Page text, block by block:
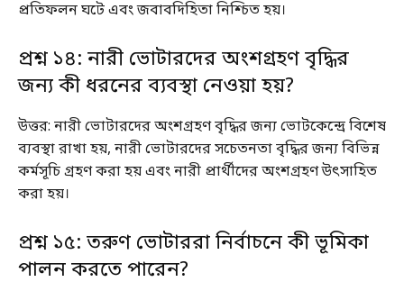
প্রতিফলন ঘটে এবং জবাবদিহিতা নিশ্চিত হয়।
প্রশ্ন ১৪: নারী ভোটারদের অংশগ্রহণ বৃদ্ধির
জন্য কী ধরনের ব্যবস্থা নেওয়া হয়?
উত্তর: নারী ভোটারদের অংশগ্রহণ বৃদ্ধির জন্য ভোটকেন্দ্রে বিশেষ
ব্যবস্থা রাখা হয়, নারী ভোটারদের সচেতনতা বৃদ্ধির জন্য বিভিন্ন
কর্মসূচি গ্রহণ করা হয় এবং নারী প্রার্থীদের অংশগ্রহণ উৎসাহিত
করা হয়।
প্রশ্ন ১৫: তরুণ ভোটাররা নির্বাচনে কী ভূমিকা
পালন করতে পারেন?